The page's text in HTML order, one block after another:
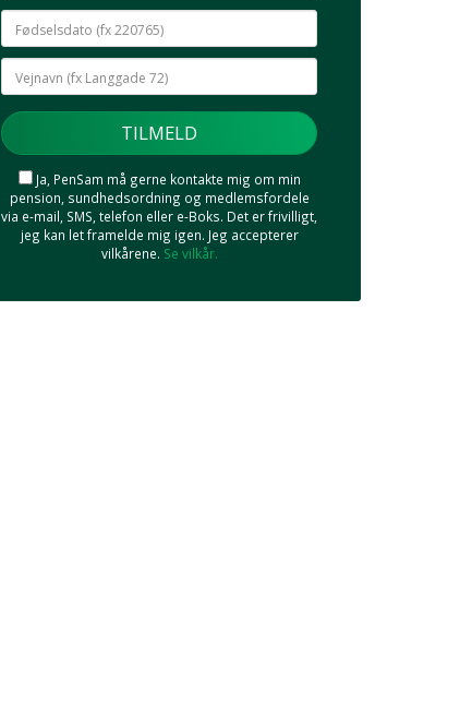
Ja, PenSam må gerne kontakte mig om min
pension, sundhedsordning og medlemsfordele
via e-mail, SMS, telefon eller e-Boks. Det er frivilligt,
jeg kan let framelde mig igen. Jeg accepterer
vilkårene. Se vilkår.